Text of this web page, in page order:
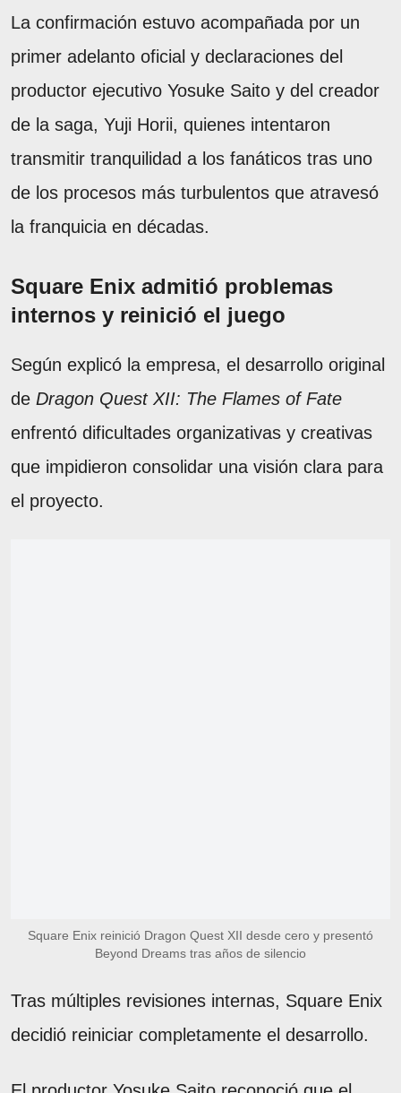
La confirmación estuvo acompañada por un
primer adelanto oficial y declaraciones del
productor ejecutivo Yosuke Saito y del creador
de la saga, Yuji Horii, quienes intentaron
transmitir tranquilidad a los fanáticos tras uno
de los procesos más turbulentos que atravesó
la franquicia en décadas.
Square Enix admitió problemas
internos y reinició el juego
Según explicó la empresa, el desarrollo original
de Dragon Quest XII: The Flames of Fate
enfrentó dificultades organizativas y creativas
que impidieron consolidar una visión clara para
el proyecto.
Square Enix reinició Dragon Quest XII desde cero y presentó
Beyond Dreams tras años de silencio
Tras múltiples revisiones internas, Square Enix
decidió reiniciar completamente el desarrollo.